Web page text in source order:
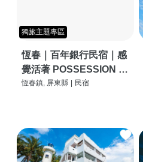
獨旅主題專區
恆春｜百年銀行民宿｜感
覺活著 POSSESSION |
背包客棧 | 恆春必住特色
恆春鎮, 屏東縣 民宿